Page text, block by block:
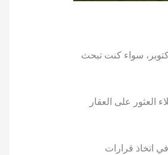
سواء كنت تبحث
العثور على العقار
اتخاذ قرارات